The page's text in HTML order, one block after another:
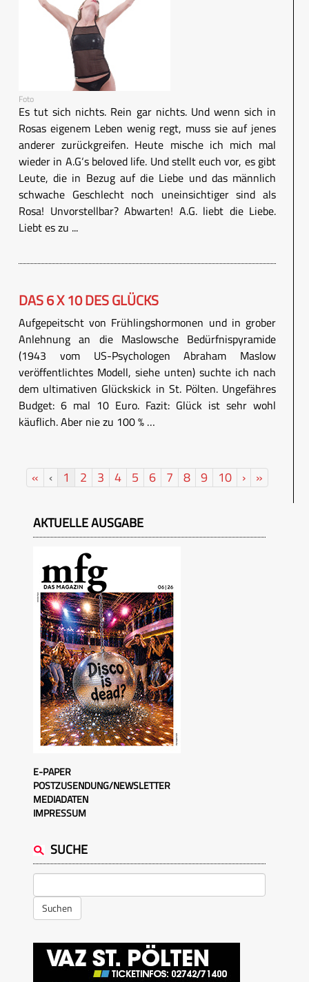
Foto
Es tut sich nichts. Rein gar nichts. Und wenn sich in
Rosas eigenem Leben wenig regt, muss sie auf jenes
anderer zurückgreifen. Heute mische ich mich mal
wieder in A.G‘s beloved life. Und stellt euch vor, es gibt
Leute, die in Bezug auf die Liebe und das männlich
schwache Geschlecht noch uneinsichtiger sind als
Rosa! Unvorstellbar? Abwarten! A.G. liebt die Liebe.
Liebt es zu ...
DAS 6 X 10 DES GLÜCKS
Aufgepeitscht von Frühlingshormonen und in grober
Anlehnung an die Maslowsche Bedürfnispyramide
(1943 vom US-Psychologen Abraham Maslow
veröffentlichtes Modell, siehe unten) suchte ich nach
dem ultimativen Glückskick in St. Pölten. Ungefähres
Budget: 6 mal 10 Euro. Fazit: Glück ist sehr wohl
käuflich. Aber nie zu 100 % …
« ‹ 1 2 3 4 5 6 7 8 9 10 › »
AKTUELLE AUSGABE
E-PAPER
POSTZUSENDUNG/NEWSLETTER
MEDIADATEN
IMPRESSUM
SUCHE
Suchen